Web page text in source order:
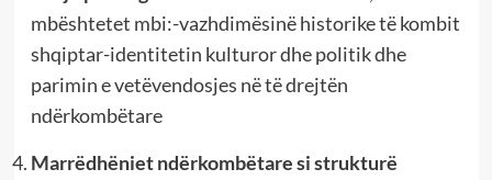
mbështetet mbi:-vazhdimësinë historike të kombit
shqiptar-identitetin kulturor dhe politik dhe
parimin e vetëvendosjes në të drejtën
ndërkombëtare
Marrëdhëniet ndërkombëtare si strukturë